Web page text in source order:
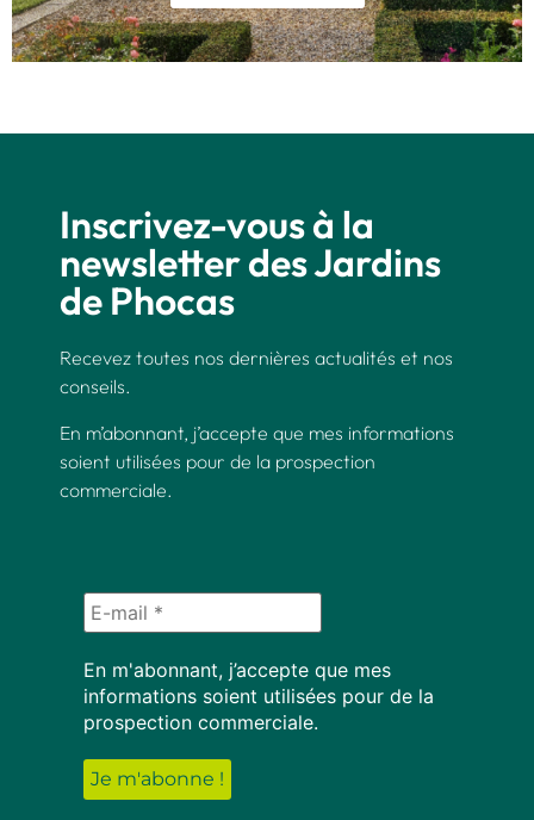
Inscrivez-vous à la
newsletter des Jardins
de Phocas
Recevez toutes nos dernières actualités et nos
conseils.
En m’abonnant, j’accepte que mes informations
soient utilisées pour de la prospection
commerciale.
En m'abonnant, j’accepte que mes
informations soient utilisées pour de la
prospection commerciale.